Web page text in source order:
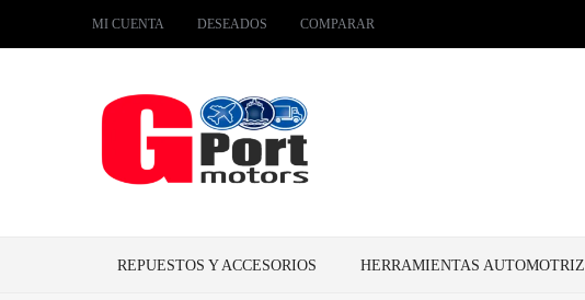
MI CUENTA DESEADOS COMPARAR
REPUESTOS Y ACCESORIOS HERRAMIENTAS AUTOMOTRIZ